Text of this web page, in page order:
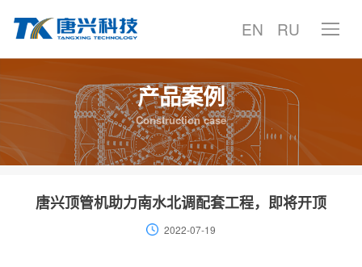
EN RU
产品中心
产品案例
Construction case
唐兴顶管机助力南水北调配套工程，即将开顶
2022-07-19